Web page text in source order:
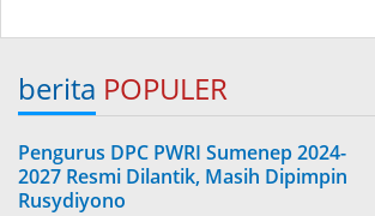
berita POPULER
Pengurus DPC PWRI Sumenep 2024-
2027 Resmi Dilantik, Masih Dipimpin
Rusydiyono